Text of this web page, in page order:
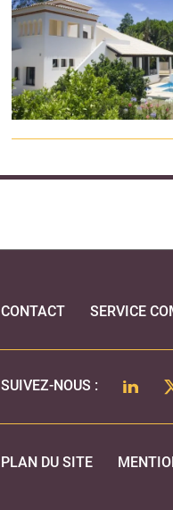
CONTACT SERVICE
SUIVEZ-NOUS :
PLAN DU SITE